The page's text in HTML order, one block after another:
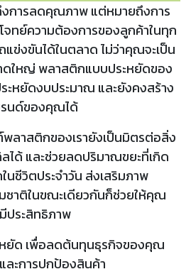
งการลดคุณภาพ แต่หมายถึงการ
ทย์ความต้องการของลูกค้าในทุก
ข่งขันได้ในตลาด ไม่ว่าคุณจะเป็น
ดใหญ่ พลาสติกแบบประหยัดของ
ะหยัดงบประมาณ และยังคงสร้าง
นด์ของคุณได้
ลาสติกของเรายังเป็นมิตรต่อสิ่ง
ได้ และช่วยลดปริมาณขยะที่เกิด
นชีวิตประจำวัน ส่งเสริมภาพ
ชาติในขณะเดียวกันก็ช่วยให้คุณ
ประสิทธิภาพ
ยัด เพื่อลดต้นทุนธุรกิจของคุณ
ะการปกป้องสินค้า